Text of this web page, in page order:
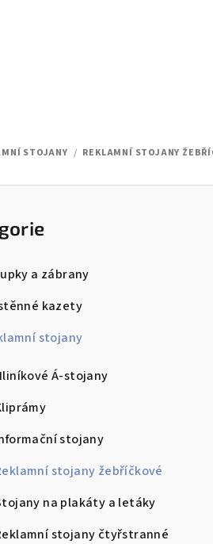
STOJANY / REKLAMNÍ STOJANY
a zábrany
kazety
stojany
Á-stojany
stojany
stojany žebříčkové
na plakáty a letáky
stojany čtyřstranné